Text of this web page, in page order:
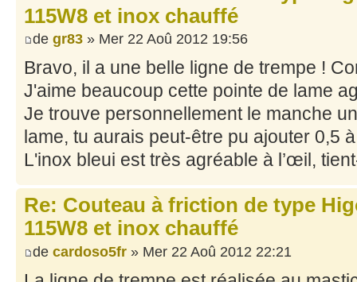
115W8 et inox chauffé
de gr83 » Mer 22 Aoû 2012 19:56
Bravo, il a une belle ligne de trempe !
J'aime beaucoup cette pointe de lame
Je trouve personnellement le manche
lame, tu aurais peut-être pu ajouter 0,5
L'inox bleui est très agréable à l’œil,
Re: Couteau à friction de type
115W8 et inox chauffé
de cardoso5fr » Mer 22 Aoû 2012 22:21